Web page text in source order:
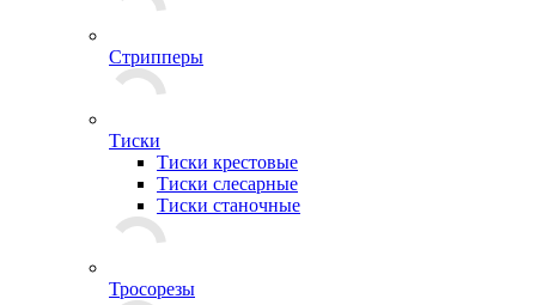
Стрипперы
Тиски
Тиски крестовые
Тиски слесарные
Тиски станочные
Тросорезы